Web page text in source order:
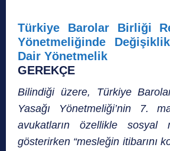
Türkiye Barolar Birliği
Yönetmeliğinde Değişiklik
Dair Yönetmelik
GEREKÇE
Bilindiği üzere, Türkiye
Yasağı Yönetmeliği’nin 7.
avukatların özellikle sosyal
gösterirken “mesleğin itibarını